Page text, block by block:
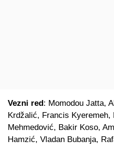
Vezni red: Momodou Jatta,
Krdžalić, Francis Kyeremeh,
Mehmedović, Bakir Koso,
Hamzić, Vladan Bubanja,